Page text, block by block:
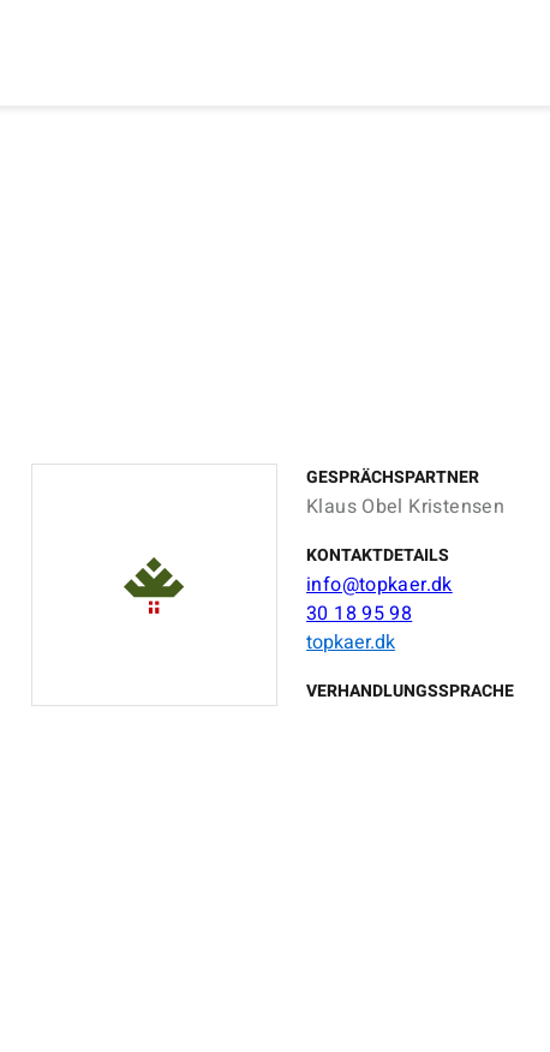
GESPRÄCHSPARTNER
Klaus Obel Kristensen
KONTAKTDETAILS
info@topkaer.dk
30 18 95 98
topkaer.dk
VERHANDLUNGSSPRACHE